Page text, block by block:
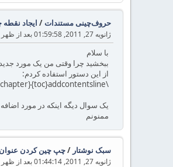
حروف‌چینی مستندات/ ایجاد
ژانویه 27, 2011, 01:59:58 بعد از ظهر
با سلام
ببخشید چرا وقتی من یک مورد
از این دستور استفاده کردم:
\numberline\}{chapter}{toc}addcontentsline{ }چکیده}
یک سوال دیگه اینکه در مورد
ممنونم
سبک نوشتار /چپ چین کردن
ژانویه 27, 2011, 01:44:14 بعد از ظهر